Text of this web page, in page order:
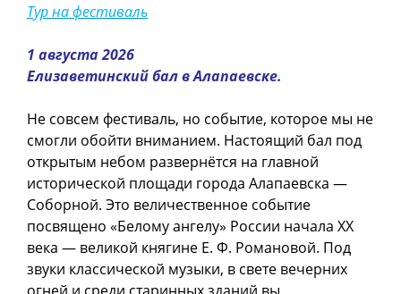
Тур на фестиваль
1 августа 2026
Елизаветинский бал в Алапаевске.
Не совсем фестиваль, но событие, которое мы не
смогли обойти вниманием. Настоящий бал под
открытым небом развернётся на главной
исторической площади города Алапаевска —
Соборной. Это величественное событие
посвящено «Белому ангелу» России начала XX
века — великой княгине Е. Ф. Романовой. Под
звуки классической музыки, в свете вечерних